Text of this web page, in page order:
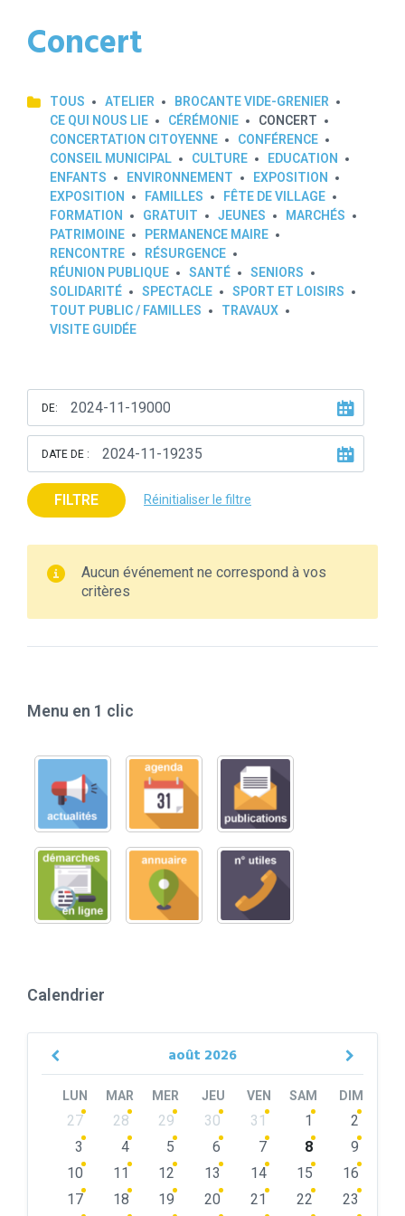
Concert
TOUS ATELIER
BROCANTE VIDE-GRENIER
CE QUI NOUS LIE
CÉRÉMONIE
CONCERT
CONCERTATION CITOYENNE
CONFÉRENCE
CONSEIL MUNICIPAL
CULTURE
EDUCATION
ENFANTS
ENVIRONNEMENT
EXPOSITION
EXPOSITION
FAMILLES
FÊTE DE VILLAGE
FORMATION
GRATUIT JEUNES
MARCHÉS
PATRIMOINE
PERMANENCE MAIRE
RENCONTRE
RÉSURGENCE
RÉUNION PUBLIQUE
SANTÉ
SENIORS
SOLIDARITÉ
SPECTACLE
SPORT ET LOISIRS
TOUT PUBLIC / FAMILLES
TRAVAUX
VISITE GUIDÉE
DE:
DATE DE :
FILTRE Réinitialiser le filtre
Aucun événement ne correspond à vos
critères
Menu en 1 clic
Calendrier
août 2026
Previous
LUN MAR MER JEU VEN SAM DIM
Skip
calendar
27 28 29 30 31 1
2
3
4 5 6 7 8
9
10
11 12 13 14 15
16
17
18 19 20 21 22
23